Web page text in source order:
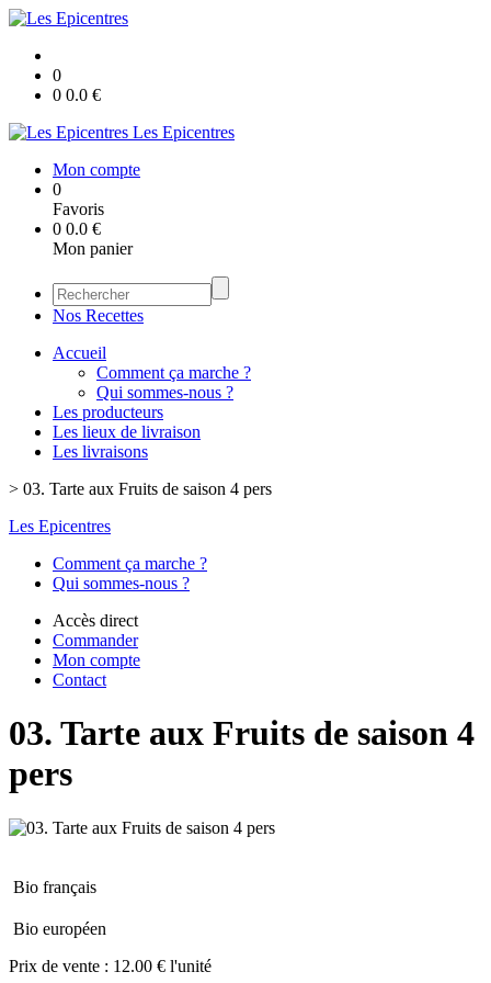
0
0 0.0 €
Les Epicentres
Mon compte
0
Favoris
0 0.0 €
Mon panier
Nos Recettes
Accueil
Comment ça marche ?
Qui sommes-nous ?
Les producteurs
Les lieux de livraison
Les livraisons
> 03. Tarte aux Fruits de saison 4 pers
Les Epicentres
Comment ça marche ?
Qui sommes-nous ?
Accès direct
Commander
Mon compte
Contact
03. Tarte aux Fruits de saison 4
pers
Bio français
Bio européen
Prix de vente : 12.00 € l'unité